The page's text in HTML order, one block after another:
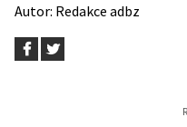
Autor: Redakce adbz